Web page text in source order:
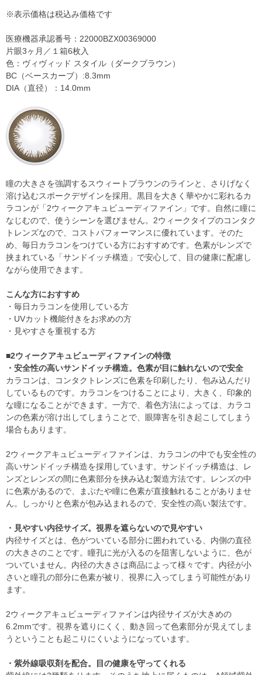
※表示価格は税込み価格です
医療機器承認番号：22000BZX00369000
片眼3ヶ月／１箱6枚入
色：ヴィヴィッド スタイル（ダークブラウン）
BC（ベースカーブ）:8.3mm
DIA（直径）：14.0mm
瞳の大きさを強調するスウィートブラウンのラインと、さりげなく
溶け込むスポークデザインを採用。黒目を大きく華やかに彩れるカ
ラコンが「2ウィークアキュビューディファイン」です。自然に瞳に
なじむので、使うシーンを選びません。2ウィークタイプのコンタク
トレンズなので、コストパフォーマンスに優れています。そのた
め、毎日カラコンをつけている方におすすめです。色素がレンズで
挟まれている「サンドイッチ構造」で安心して、目の健康に配慮し
ながら使用できます。
こんな方におすすめ
・毎日カラコンを使用している方
・UVカット機能付きをお求めの方
・見やすさを重視する方
■2ウィークアキュビューディファインの特徴
・安全性の高いサンドイッチ構造。色素が目に触れないので安全
カラコンは、コンタクトレンズに色素を印刷したり、包み込んだり
しているものです。カラコンをつけることにより、大きく、印象的
な瞳になることができます。一方で、着色方法によっては、カラコ
ンの色素が溶け出してしまうことで、眼障害を引き起こしてしまう
場合もあります。
2ウィークアキュビューディファインは、カラコンの中でも安全性の
高いサンドイッチ構造を採用しています。サンドイッチ構造は、レ
ンズとレンズの間に色素部分を挟み込む製造方法です。レンズの中
に色素があるので、まぶたや瞳に色素が直接触れることがありませ
ん。しっかりと色素が包み込まれるので、安全性の高い製法です。
・見やすい内径サイズ。視界を遮らないので見やすい
内径サイズとは、色がついている部分に囲われている、内側の直径
の大きさのことです。瞳孔に光が入るのを阻害しないように、色が
ついていません。内径の大きさは商品によって様々です。内径が小
さいと瞳孔の部分に色素が被り、視界に入ってしまう可能性があり
ます。
2ウィークアキュビューディファインは内径サイズが大きめの
6.2mmです。視界を遮りにくく、動き回って色素部分が見えてしま
うということも起こりにくいようになっています。
・紫外線吸収剤を配合。目の健康を守ってくれる